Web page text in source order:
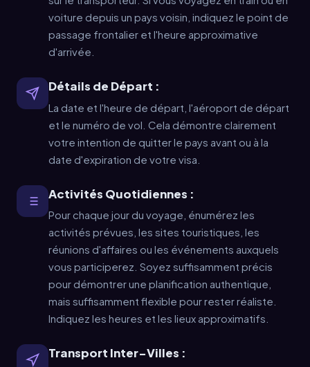
voiture depuis un pays voisin, indiquez le point de
passage frontalier et l'heure approximative
d'arrivée.
Détails de Départ :
La date et l'heure de départ, l'aéroport de départ
et le numéro de vol. Cela démontre clairement
votre intention de quitter le pays avant ou à la
date d'expiration de votre visa.
Activités Quotidiennes :
Pour chaque jour du voyage, énumérez les
activités prévues, les sites touristiques, les
réunions d'affaires ou les événements auxquels
vous participerez. Soyez suffisamment précis
pour démontrer une planification authentique,
mais suffisamment flexible pour rester réaliste.
Indiquez les heures et les lieux approximatifs.
Transport Inter-Villes :